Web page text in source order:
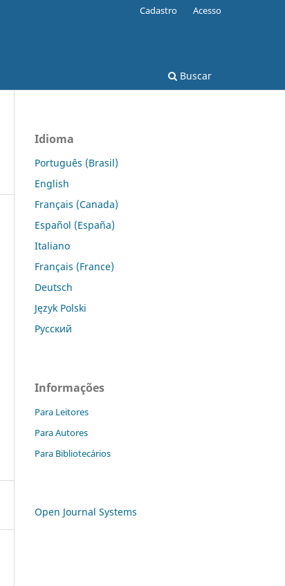
Buscar
Cadastro Acesso
Idioma
Português (Brasil)
English
Français (Canada)
Español (España)
Italiano
Français (France)
Deutsch
Język Polski
Русский
Informações
Para Leitores
Para Autores
Para Bibliotecários
Open Journal Systems